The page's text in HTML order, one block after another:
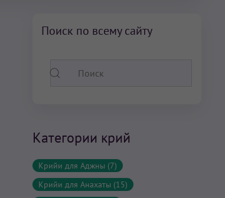
Поиск по всему сайту
Категории крий
Крийи для Аджны (7)
Крийи для Анахаты (15)